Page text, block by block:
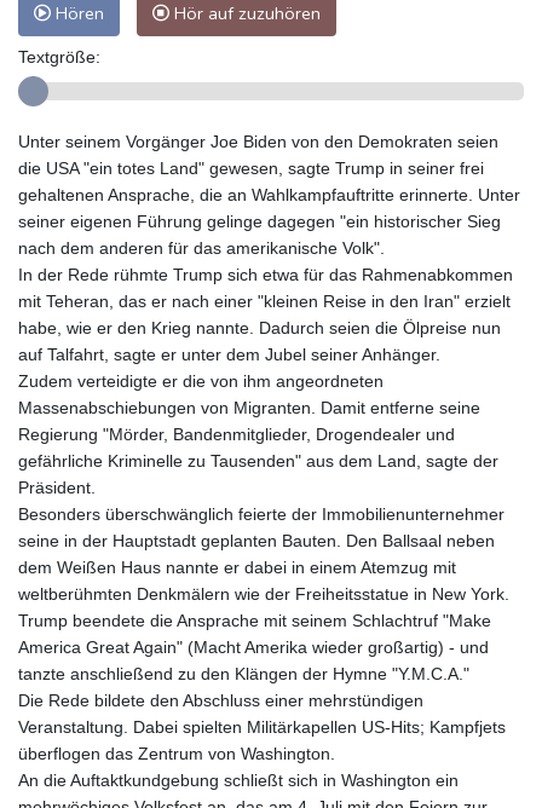
Hören Hör auf zuzuhören
Textgröße:
Unter seinem Vorgänger Joe Biden von den Demokraten seien
die USA "ein totes Land" gewesen, sagte Trump in seiner frei
gehaltenen Ansprache, die an Wahlkampfauftritte erinnerte. Unter
seiner eigenen Führung gelinge dagegen "ein historischer Sieg
nach dem anderen für das amerikanische Volk".
In der Rede rühmte Trump sich etwa für das Rahmenabkommen
mit Teheran, das er nach einer "kleinen Reise in den Iran" erzielt
habe, wie er den Krieg nannte. Dadurch seien die Ölpreise nun
auf Talfahrt, sagte er unter dem Jubel seiner Anhänger.
Zudem verteidigte er die von ihm angeordneten
Massenabschiebungen von Migranten. Damit entferne seine
Regierung "Mörder, Bandenmitglieder, Drogendealer und
gefährliche Kriminelle zu Tausenden" aus dem Land, sagte der
Präsident.
Besonders überschwänglich feierte der Immobilienunternehmer
seine in der Hauptstadt geplanten Bauten. Den Ballsaal neben
dem Weißen Haus nannte er dabei in einem Atemzug mit
weltberühmten Denkmälern wie der Freiheitsstatue in New York.
Trump beendete die Ansprache mit seinem Schlachtruf "Make
America Great Again" (Macht Amerika wieder großartig) - und
tanzte anschließend zu den Klängen der Hymne "Y.M.C.A."
Die Rede bildete den Abschluss einer mehrstündigen
Veranstaltung. Dabei spielten Militärkapellen US-Hits; Kampfjets
überflogen das Zentrum von Washington.
An die Auftaktkundgebung schließt sich in Washington ein